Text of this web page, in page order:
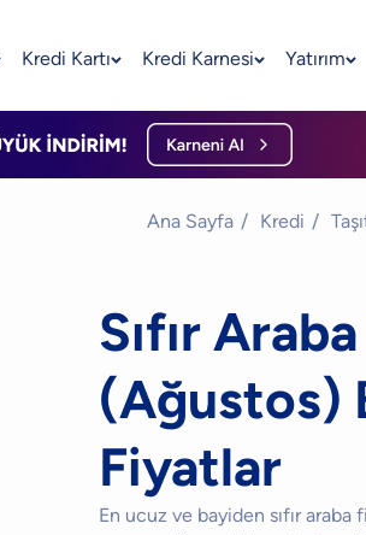
Kredi Kartı Kredi Karnesi Yatırım
Ana Sayfa / Kredi /
Sıfır
(Ağustos)
Fiyatlar
En ucuz ve bayiden sıfır